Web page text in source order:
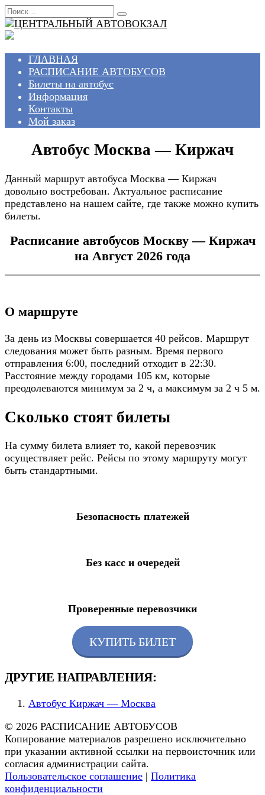
Перейти
к
содержанию
Search
for:
ГЛАВНАЯ
РАСПИСАНИЕ АВТОБУСОВ
Билеты на автобус
Информация
Контакты
Мой заказ
Автобус Москва — Киржач
Данный маршрут автобуса Москва — Киржач
довольно востребован. Актуальное расписание
представлено на нашем сайте, где также можно купить
билеты.
Расписание автобусов Москву — Киржач
на Август 2026 года
О маршруте
За день из Москвы совершается 40 рейсов. Маршрут
следования может быть разным. Время первого
отправления 6:00, последний отходит в 22:30.
Расстояние между городами 105 км, которые
преодолеваются минимум за 2 ч, а максимум за 2 ч 5 м.
Сколько стоят билеты
На сумму билета влияет то, какой перевозчик
осуществляет рейс. Рейсы по этому маршруту могут
быть стандартными.
Безопасность платежей
Без касс и очередей
Проверенные перевозчики
КУПИТЬ БИЛЕТ
ДРУГИЕ НАПРАВЛЕНИЯ:
Автобус Киржач — Москва
© 2026 РАСПИСАНИЕ АВТОБУСОВ
Копирование материалов разрешено исключительно
при указании активной ссылки на первоисточник или
согласия администрации сайта.
Пользовательское соглашение | Политика
конфиденциальности